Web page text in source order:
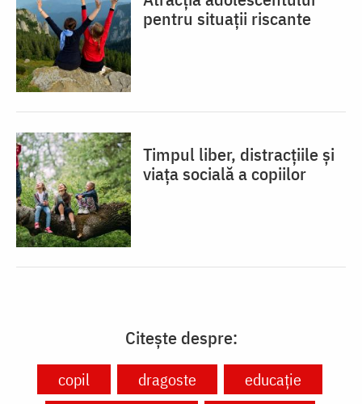
pentru situații riscante
Timpul liber, distracțiile și
viața socială a copiilor
Citește despre:
copil dragoste
educație